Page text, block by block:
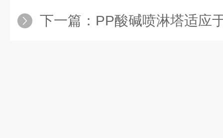
下一篇： PP酸碱喷淋塔适应于行业过程中